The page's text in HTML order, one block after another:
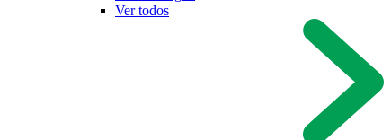
Ver todos